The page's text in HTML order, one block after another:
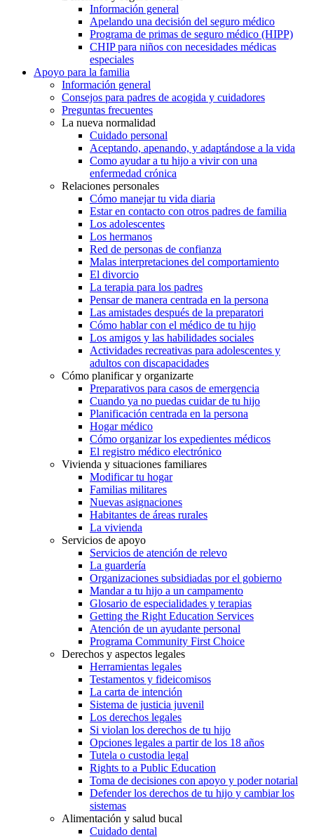
Información general
Apelando una decisión del seguro médico
Programa de primas de seguro médico (HIPP)
CHIP para niños con necesidades médicas
especiales
Apoyo para la familia
Información general
Consejos para padres de acogida y cuidadores
Preguntas frecuentes
La nueva normalidad
Cuidado personal
Aceptando, apenando, y adaptándose a la vida
Como ayudar a tu hijo a vivir con una
enfermedad crónica
Relaciones personales
Cómo manejar tu vida diaria
Estar en contacto con otros padres de familia
Los adolescentes
Los hermanos
Red de personas de confianza
Malas interpretaciones del comportamiento
El divorcio
La terapia para los padres
Pensar de manera centrada en la persona
Las amistades después de la preparatori
Cómo hablar con el médico de tu hijo
Los amigos y las habilidades sociales
Actividades recreativas para adolescentes y
adultos con discapacidades
Cómo planificar y organizarte
Preparativos para casos de emergencia
Cuando ya no puedas cuidar de tu hijo
Planificación centrada en la persona
Hogar médico
Cómo organizar los expedientes médicos
El registro médico electrónico
Vivienda y situaciones familiares
Modificar tu hogar
Familias militares
Nuevas asignaciones
Habitantes de áreas rurales
La vivienda
Servicios de apoyo
Servicios de atención de relevo
La guardería
Organizaciones subsidiadas por el gobierno
Mandar a tu hijo a un campamento
Glosario de especialidades y terapias
Getting the Right Education Services
Atención de un ayudante personal
Programa Community First Choice
Derechos y aspectos legales
Herramientas legales
Testamentos y fideicomisos
La carta de intención
Sistema de justicia juvenil
Los derechos legales
Si violan los derechos de tu hijo
Opciones legales a partir de los 18 años
Tutela o custodia legal
Rights to a Public Education
Toma de decisiones con apoyo y poder notarial
Defender los derechos de tu hijo y cambiar los
sistemas
Alimentación y salud bucal
Cuidado dental